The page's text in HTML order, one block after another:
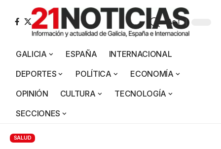
Aa
GALICIA ESPAÑA
INTERNACIONAL
DEPORTES
POLÍTICA
ECONOMÍA
OPINIÓN
CULTURA
TECNOLOGÍA
SECCIONES
SALUD